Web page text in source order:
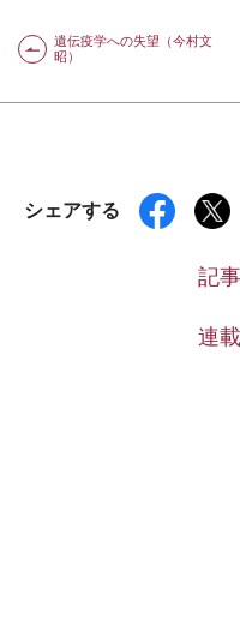
遺伝疫学への失望（今村文
昭）
シェアする
記
連